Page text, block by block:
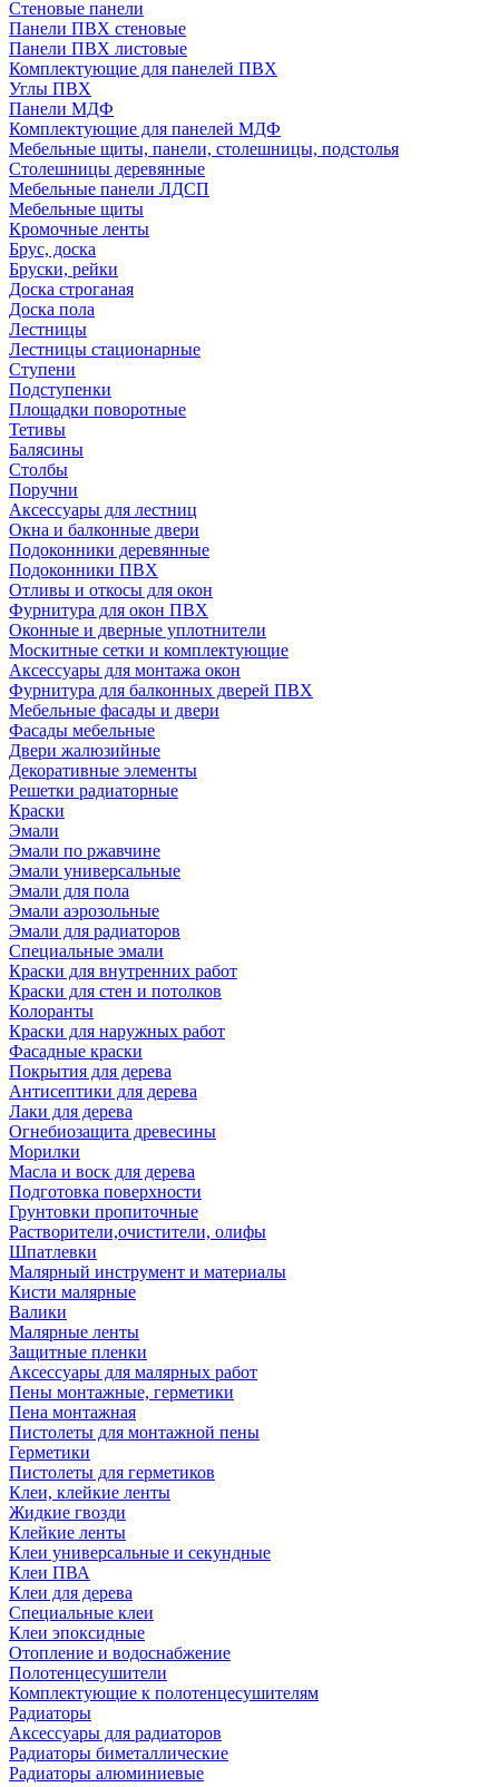
Стеновые панели
Панели ПВХ стеновые
Панели ПВХ листовые
Комплектующие для панелей ПВХ
Углы ПВХ
Панели МДФ
Комплектующие для панелей МДФ
Мебельные щиты, панели, столешницы, подстолья
Столешницы деревянные
Мебельные панели ЛДСП
Мебельные щиты
Кромочные ленты
Брус, доска
Бруски, рейки
Доска строганая
Доска пола
Лестницы
Лестницы стационарные
Ступени
Подступенки
Площадки поворотные
Тетивы
Балясины
Столбы
Поручни
Аксессуары для лестниц
Окна и балконные двери
Подоконники деревянные
Подоконники ПВХ
Отливы и откосы для окон
Фурнитура для окон ПВХ
Оконные и дверные уплотнители
Москитные сетки и комплектующие
Аксессуары для монтажа окон
Фурнитура для балконных дверей ПВХ
Мебельные фасады и двери
Фасады мебельные
Двери жалюзийные
Декоративные элементы
Решетки радиаторные
Краски
Эмали
Эмали по ржавчине
Эмали универсальные
Эмали для пола
Эмали аэрозольные
Эмали для радиаторов
Специальные эмали
Краски для внутренних работ
Краски для стен и потолков
Колоранты
Краски для наружных работ
Фасадные краски
Покрытия для дерева
Антисептики для дерева
Лаки для дерева
Огнебиозащита древесины
Морилки
Масла и воск для дерева
Подготовка поверхности
Грунтовки пропиточные
Растворители,очистители, олифы
Шпатлевки
Малярный инструмент и материалы
Кисти малярные
Валики
Малярные ленты
Защитные пленки
Аксессуары для малярных работ
Пены монтажные, герметики
Пена монтажная
Пистолеты для монтажной пены
Герметики
Пистолеты для герметиков
Клеи, клейкие ленты
Жидкие гвозди
Клейкие ленты
Клеи универсальные и секундные
Клеи ПВА
Клеи для дерева
Специальные клеи
Клеи эпоксидные
Отопление и водоснабжение
Полотенцесушители
Комплектующие к полотенцесушителям
Радиаторы
Аксессуары для радиаторов
Радиаторы биметаллические
Радиаторы алюминиевые